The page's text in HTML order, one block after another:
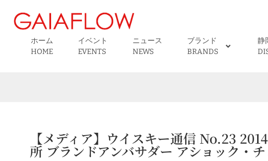
ホーム
HOME
イベント
EVENTS
ニュース
NEWS
ブランド
BRANDS
静
【メディア】ウイスキー通信 No.23
所 ブランドアンバサダー アショック・